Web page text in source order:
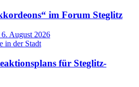
im Forum Steglitz
6. August 2026
für Steglitz-